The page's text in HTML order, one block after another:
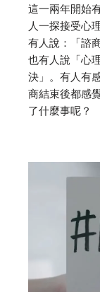
這一兩年開始
人一探接受心
有人說：「諮
也有人說「心
決」。有人有
商結束後都感
了什麼事呢？